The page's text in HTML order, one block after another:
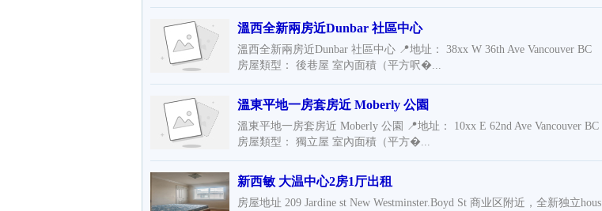
溫西全新兩房近Dunbar 社區中心
溫西全新兩房近Dunbar 社區中心 📍地址： 38xx W 36th Ave Vancouver BC
房屋類型： 後巷屋 室內面積（平方呎�...
溫東平地一房套房近 Moberly 公園
溫東平地一房套房近 Moberly 公園 📍地址： 10xx E 62nd Ave Vancouver BC
房屋類型： 獨立屋 室內面積（平方�...
新西敏 大温中心2房1厅出租
房屋地址 209 Jardine st New Westminster.Boyd St 商业区附近，全新独立hous